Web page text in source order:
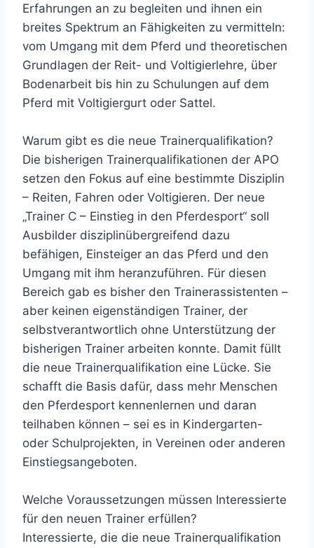
Erfahrungen an zu begleiten und ihnen ein
breites Spektrum an Fähigkeiten zu vermitteln:
vom Umgang mit dem Pferd und theoretischen
Grundlagen der Reit- und Voltigierlehre, über
Bodenarbeit bis hin zu Schulungen auf dem
Pferd mit Voltigiergurt oder Sattel.
Warum gibt es die neue Trainerqualifikation?
Die bisherigen Trainerqualifikationen der APO
setzen den Fokus auf eine bestimmte Disziplin
– Reiten, Fahren oder Voltigieren. Der neue
„Trainer C – Einstieg in den Pferdesport“ soll
Ausbilder disziplinübergreifend dazu
befähigen, Einsteiger an das Pferd und den
Umgang mit ihm heranzuführen. Für diesen
Bereich gab es bisher den Trainerassistenten –
aber keinen eigenständigen Trainer, der
selbstverantwortlich ohne Unterstützung der
bisherigen Trainer arbeiten konnte. Damit füllt
die neue Trainerqualifikation eine Lücke. Sie
schafft die Basis dafür, dass mehr Menschen
den Pferdesport kennenlernen und daran
teilhaben können – sei es in Kindergarten-
oder Schulprojekten, in Vereinen oder anderen
Einstiegsangeboten.
Welche Voraussetzungen müssen Interessierte
für den neuen Trainer erfüllen?
Interessierte, die die neue Trainerqualifikation